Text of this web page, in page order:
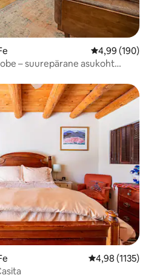
Keskmine
4,99 (190)
– suurepärane asukoht
Keskmine
4,98 (1135)